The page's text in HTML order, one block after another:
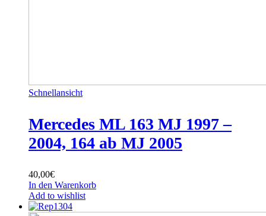
Schnellansicht
Mercedes ML 163 MJ 1997 –
2004, 164 ab MJ 2005
40,00€
In den Warenkorb
Add to wishlist